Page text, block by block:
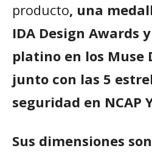
producto, una
IDA Design Awards
platino en los Muse
junto con las 5
seguridad en NCAP
Sus dimensiones